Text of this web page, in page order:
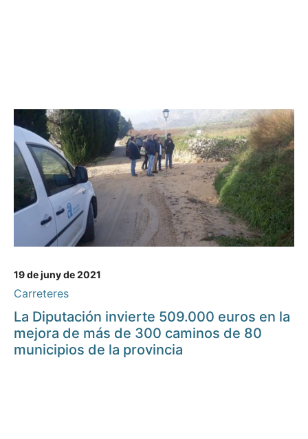
19 de juny de 2021
Carreteres
La Diputación invierte 509.000 euros en la
mejora de más de 300 caminos de 80
municipios de la provincia